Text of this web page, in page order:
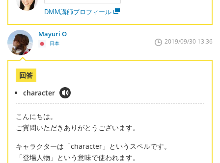
DMM講師プロフィール
Mayuri O
日本 2019/09/30 13:36
回答
character
こんにちは。
ご質問いただきありがとうございます。
キャラクターは「character」というスペルです。
「登場人物」という意味で使われます。